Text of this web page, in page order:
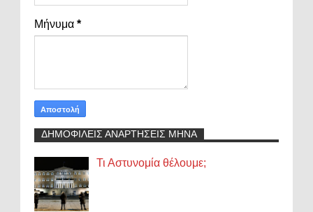
Μήνυμα *
ΔΗΜΟΦΙΛΕΙΣ ΑΝΑΡΤΗΣΕΙΣ ΜΗΝΑ
Τι Αστυνομία θέλουμε;